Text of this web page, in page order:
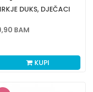
DUKS, DJEČACI
BAM
KUPI